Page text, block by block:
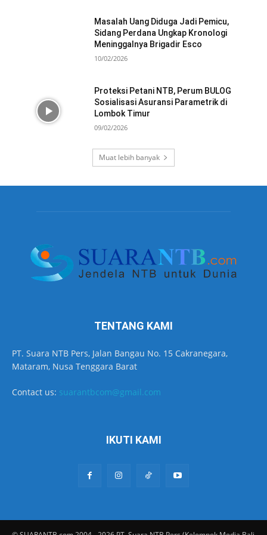
Masalah Uang Diduga Jadi Pemicu,
Sidang Perdana Ungkap Kronologi
Meninggalnya Brigadir Esco
10/02/2026
Proteksi Petani NTB, Perum BULOG
Sosialisasi Asuransi Parametrik di
Lombok Timur
09/02/2026
Muat lebih banyak
TENTANG KAMI
PT. Suara NTB Pers, Jalan Bangau No. 15 Cakranegara,
Mataram, Nusa Tenggara Barat
Contact us: suarantbcom@gmail.com
IKUTI KAMI